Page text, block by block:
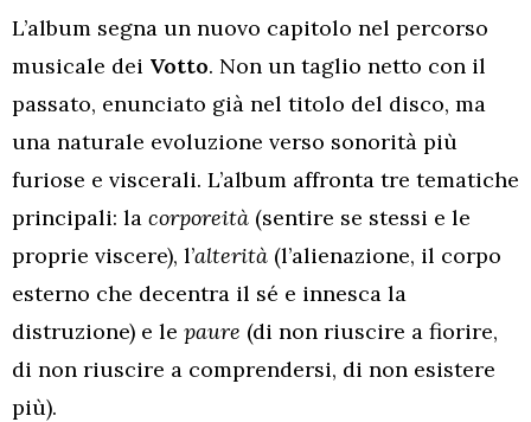
L’album segna un nuovo capitolo nel percorso
musicale dei Votto. Non un taglio netto con il
passato, enunciato già nel titolo del disco, ma
una naturale evoluzione verso sonorità più
furiose e viscerali. L’album affronta tre tematiche
principali: la corporeità (sentire se stessi e le
proprie viscere), l’alterità (l’alienazione, il corpo
esterno che decentra il sé e innesca la
distruzione) e le paure (di non riuscire a fiorire,
di non riuscire a comprendersi, di non esistere
più).